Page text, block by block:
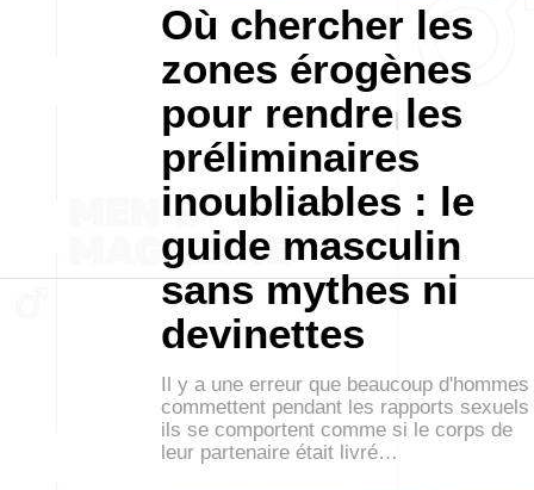
Où chercher les
zones érogènes
pour rendre les
préliminaires
inoubliables : le
guide masculin
sans mythes ni
devinettes
Il y a une erreur que beaucoup d'hommes
commettent pendant les rapports sexuels
ils se comportent comme si le corps de
leur partenaire était livré…